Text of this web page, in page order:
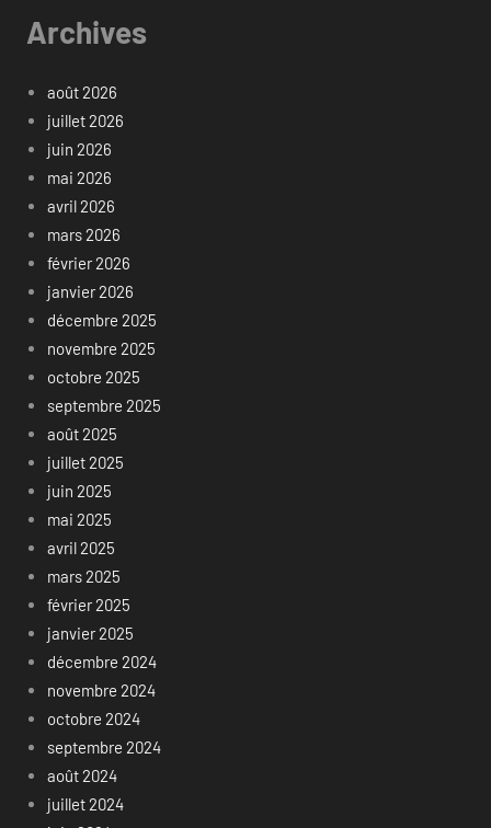
Archives
août 2026
juillet 2026
juin 2026
mai 2026
avril 2026
mars 2026
février 2026
janvier 2026
décembre 2025
novembre 2025
octobre 2025
septembre 2025
août 2025
juillet 2025
juin 2025
mai 2025
avril 2025
mars 2025
février 2025
janvier 2025
décembre 2024
novembre 2024
octobre 2024
septembre 2024
août 2024
juillet 2024